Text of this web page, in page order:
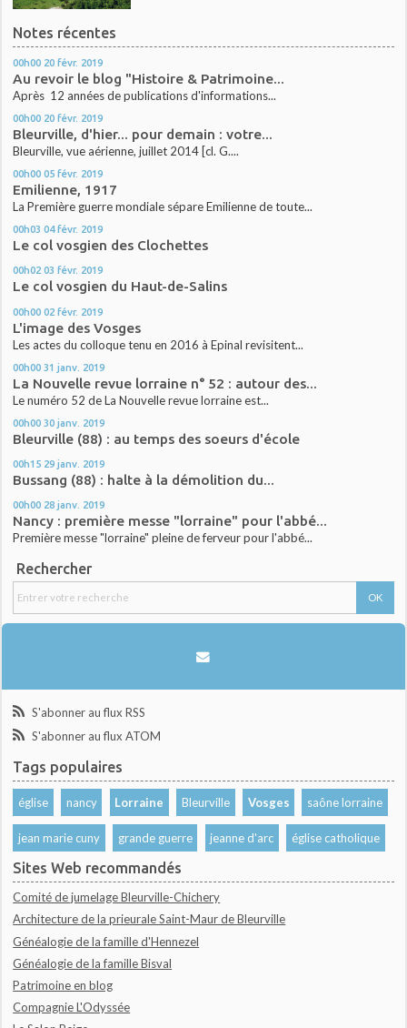
Notes récentes
00h00 20 févr. 2019
Au revoir le blog "Histoire & Patrimoine...
Après 12 années de publications d'informations...
00h00 20 févr. 2019
Bleurville, d'hier... pour demain : votre...
Bleurville, vue aérienne, juillet 2014 [cl. G....
00h00 05 févr. 2019
Emilienne, 1917
La Première guerre mondiale sépare Emilienne de toute...
00h03 04 févr. 2019
Le col vosgien des Clochettes
00h02 03 févr. 2019
Le col vosgien du Haut-de-Salins
00h00 02 févr. 2019
L'image des Vosges
Les actes du colloque tenu en 2016 à Epinal revisitent...
00h00 31 janv. 2019
La Nouvelle revue lorraine n° 52 : autour des...
Le numéro 52 de La Nouvelle revue lorraine est...
00h00 30 janv. 2019
Bleurville (88) : au temps des soeurs d'école
00h15 29 janv. 2019
Bussang (88) : halte à la démolition du...
00h00 28 janv. 2019
Nancy : première messe "lorraine" pour l'abbé...
Première messe "lorraine" pleine de ferveur pour l'abbé...
Rechercher
S'abonner au flux RSS
S'abonner au flux ATOM
Tags populaires
église nancy Lorraine Bleurville Vosges saône lorraine
jean marie cuny grande guerre jeanne d'arc église catholique
Sites Web recommandés
Comité de jumelage Bleurville-Chichery
Architecture de la prieurale Saint-Maur de Bleurville
Généalogie de la famille d'Hennezel
Généalogie de la famille Bisval
Patrimoine en blog
Compagnie L'Odyssée